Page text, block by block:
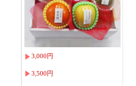
3,000円
3,500円